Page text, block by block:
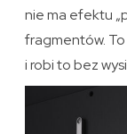
nie ma efektu
fragmentów.
i robi to bez